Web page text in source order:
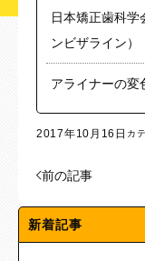
日本矯正歯科学
ンビザライン）
アライナーの変
2017年10月16日 カ
前の記事
新着記事